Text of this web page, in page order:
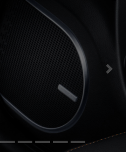
Next